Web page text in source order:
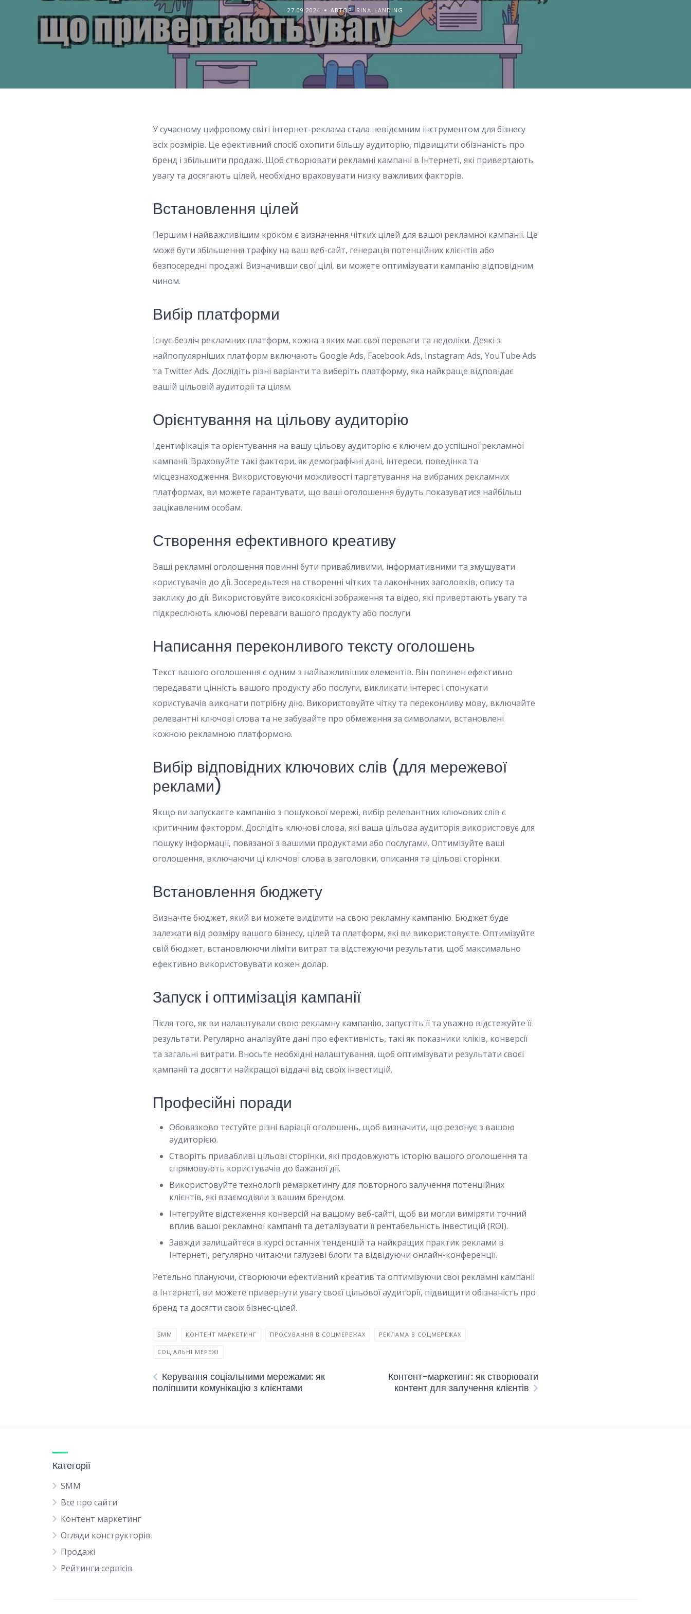
27.09.2024 АВТОР IRINA_LANDING
У сучасному цифровому світі інтернет-реклама стала невідємним інструментом для бізнесу
всіх розмірів. Це ефективний спосіб охопити більшу аудиторію, підвищити обізнаність про
бренд і збільшити продажі. Щоб створювати рекламні кампанії в Інтернеті, які привертають
увагу та досягають цілей, необхідно враховувати низку важливих факторів.
Встановлення цілей
Першим і найважливішим кроком є визначення чітких цілей для вашої рекламної кампанії. Це
може бути збільшення трафіку на ваш веб-сайт, генерація потенційних клієнтів або
безпосередні продажі. Визначивши свої цілі, ви можете оптимізувати кампанію відповідним
чином.
Вибір платформи
Існує безліч рекламних платформ, кожна з яких має свої переваги та недоліки. Деякі з
найпопулярніших платформ включають Google Ads, Facebook Ads, Instagram Ads, YouTube Ads
та Twitter Ads. Дослідіть різні варіанти та виберіть платформу, яка найкраще відповідає
вашій цільовій аудиторії та цілям.
Орієнтування на цільову аудиторію
Ідентифікація та орієнтування на вашу цільову аудиторію є ключем до успішної рекламної
кампанії. Враховуйте такі фактори, як демографічні дані, інтереси, поведінка та
місцезнаходження. Використовуючи можливості таргетування на вибраних рекламних
платформах, ви можете гарантувати, що ваші оголошення будуть показуватися найбільш
зацікавленим особам.
Створення ефективного креативу
Ваші рекламні оголошення повинні бути привабливими, інформативними та змушувати
користувачів до дії. Зосередьтеся на створенні чітких та лаконічних заголовків, опису та
заклику до дії. Використовуйте високоякісні зображення та відео, які привертають увагу та
підкреслюють ключові переваги вашого продукту або послуги.
Написання переконливого тексту оголошень
Текст вашого оголошення є одним з найважливіших елементів. Він повинен ефективно
передавати цінність вашого продукту або послуги, викликати інтерес і спонукати
користувачів виконати потрібну дію. Використовуйте чітку та переконливу мову, включайте
релевантні ключові слова та не забувайте про обмеження за символами, встановлені
кожною рекламною платформою.
Вибір відповідних ключових слів (для мережевої
реклами)
Якщо ви запускаєте кампанію з пошукової мережі, вибір релевантних ключових слів є
критичним фактором. Дослідіть ключові слова, які ваша цільова аудиторія використовує для
пошуку інформації, повязаної з вашими продуктами або послугами. Оптимізуйте ваші
оголошення, включаючи ці ключові слова в заголовки, описання та цільові сторінки.
Встановлення бюджету
Визначте бюджет, який ви можете виділити на свою рекламну кампанію. Бюджет буде
залежати від розміру вашого бізнесу, цілей та платформ, які ви використовуєте. Оптимізуйте
свій бюджет, встановлюючи ліміти витрат та відстежуючи результати, щоб максимально
ефективно використовувати кожен долар.
Запуск і оптимізація кампанії
Після того, як ви налаштували свою рекламну кампанію, запустіть її та уважно відстежуйте її
результати. Регулярно аналізуйте дані про ефективність, такі як показники кліків, конверсії
та загальні витрати. Вносьте необхідні налаштування, щоб оптимізувати результати своєї
кампанії та досягти найкращої віддачі від своїх інвестицій.
Професійні поради
Обовязково тестуйте різні варіації оголошень, щоб визначити, що резонує з вашою
аудиторією.
Створіть привабливі цільові сторінки, які продовжують історію вашого оголошення та
спрямовують користувачів до бажаної дії.
Використовуйте технології ремаркетингу для повторного залучення потенційних
клієнтів, які взаємодіяли з вашим брендом.
Інтегруйте відстеження конверсій на вашому веб-сайті, щоб ви могли виміряти точний
вплив вашої рекламної кампанії та деталізувати її рентабельність інвестицій (ROI).
Завжди залишайтеся в курсі останніх тенденцій та найкращих практик реклами в
Інтернеті, регулярно читаючи галузеві блоги та відвідуючи онлайн-конференції.
Ретельно плануючи, створюючи ефективний креатив та оптимізуючи свої рекламні кампанії
в Інтернеті, ви можете привернути увагу своєї цільової аудиторії, підвищити обізнаність про
бренд та досягти своїх бізнес-цілей.
SMM КОНТЕНТ МАРКЕТИНГ ПРОСУВАННЯ В СОЦМЕРЕЖАХ РЕКЛАМА В СОЦМЕРЕЖАХ
СОЦІАЛЬНІ МЕРЕЖІ
Керування соціальними мережами: як
поліпшити комунікацію з клієнтами
Контент-маркетинг: як створювати
контент для залучення клієнтів
Категорії
SMM
Все про сайти
Контент маркетинг
Огляди конструкторів
Продажі
Рейтинги сервісів